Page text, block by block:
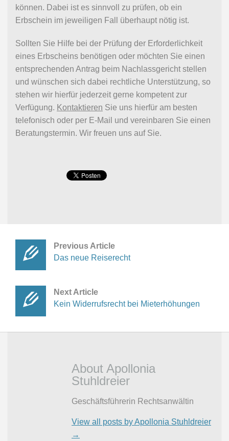
können. Dabei ist es sinnvoll zu prüfen, ob ein
Erbschein im jeweiligen Fall überhaupt nötig ist.
Sollten Sie Hilfe bei der Prüfung der Erforderlichkeit
eines Erbscheins benötigen oder möchten Sie einen
entsprechenden Antrag beim Nachlassgericht stellen
und wünschen sich dabei rechtliche Unterstützung, so
stehen wir hierfür jederzeit gerne kompetent zur
Verfügung. Kontaktieren Sie uns hierfür am besten
telefonisch oder per E-Mail und vereinbaren Sie einen
Beratungstermin. Wir freuen uns auf Sie.
Previous Article
Das neue Reiserecht
Next Article
Kein Widerrufsrecht bei Mieterhöhungen
About Apollonia
Stuhldreier
Geschäftsführerin Rechtsanwältin
View all posts by Apollonia Stuhldreier
→